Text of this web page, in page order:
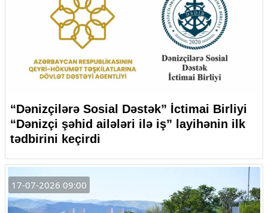
“Dənizçilərə Sosial Dəstək” İctimai Birliyi
“Dənizçi şəhid ailələri ilə iş” layihənin ilk
tədbirini keçirdi
17-07-2026 09:00